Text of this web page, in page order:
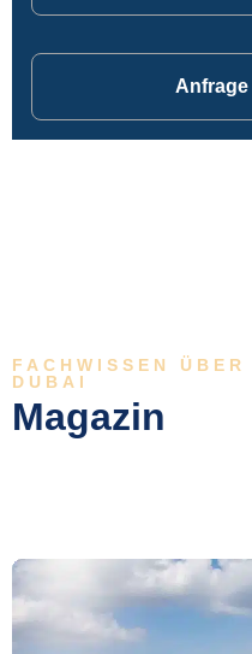
FACHWISSEN ÜBER
DUBAI
Magazin